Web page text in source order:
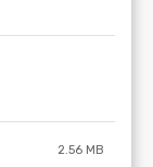
2.56 MB